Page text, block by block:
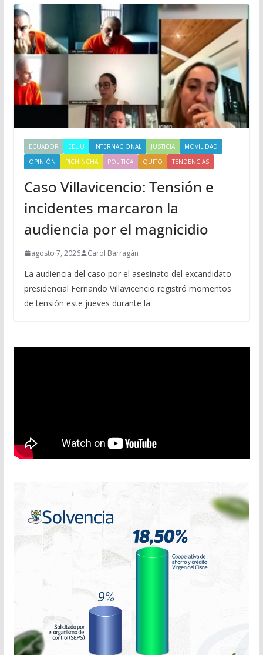
ECUADOR EEUU INTERNACIONAL JUSTICIA
MOVILIDAD
OPINIÓN
PICHINCHA POLITICA QUITO TENDENCIAS
Caso Villavicencio: Tensión e
incidentes marcaron la
audiencia por el magnicidio
agosto 7, 2026 Carol Barragán
La audiencia del caso por el asesinato del excandidato
presidencial Fernando Villavicencio registró momentos
de tensión este jueves durante la